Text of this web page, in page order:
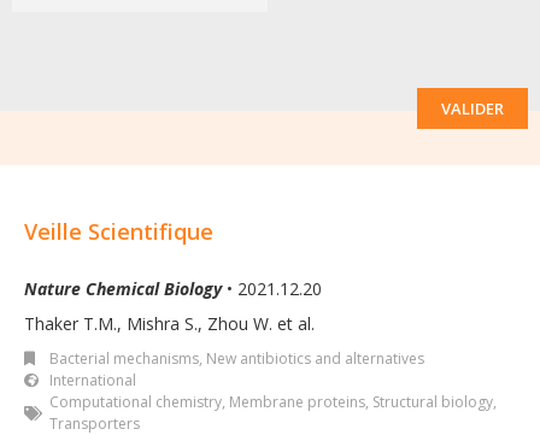
VALIDER
Veille Scientifique
Nature Chemical Biology• 2021.12.20
Thaker T.M., Mishra S., Zhou W. et al.
Bacterial mechanisms, New antibiotics and alternatives
International
Computational chemistry, Membrane proteins, Structural biology,
Transporters